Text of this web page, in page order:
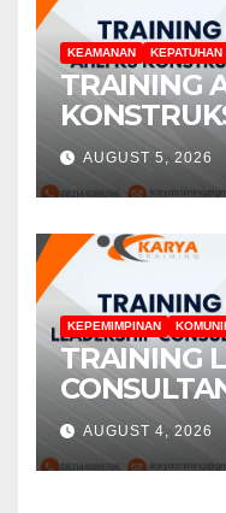
KEAMANAN
TRAINING
AUGUST 5, 2026
KEPEMIMPINAN
TRAINING
AUGUST 4, 2026